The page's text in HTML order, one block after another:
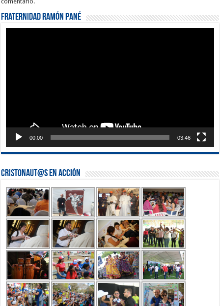
Fraternidad Ramón Pané
00:00 03:46
Cristonaut@s en Acción